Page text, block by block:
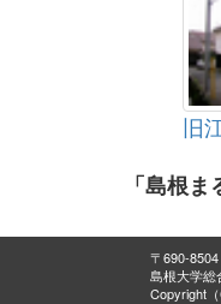
旧
「島根
〒690-
島根大学総
Copyright